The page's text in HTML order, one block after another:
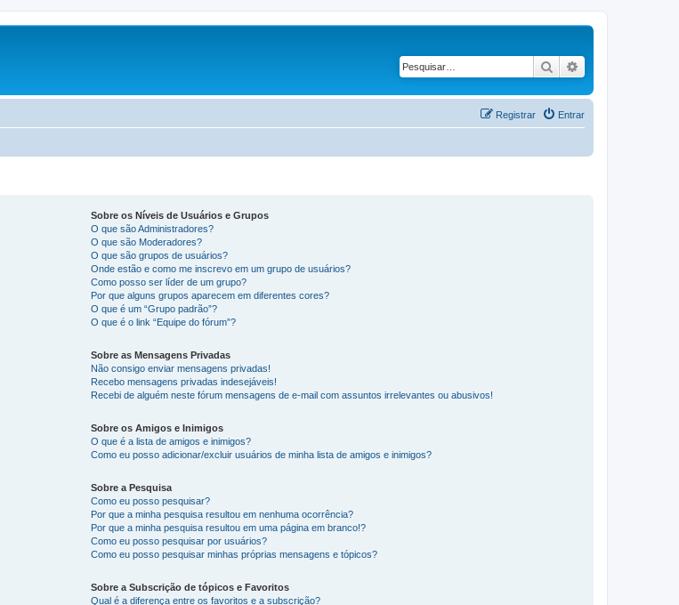
Pesquisar
Entrar
Registrar
Sobre os Níveis de Usuários e Grupos
O que são Administradores?
O que são Moderadores?
O que são grupos de usuários?
Onde estão e como me inscrevo em um grupo de usuários?
Como posso ser líder de um grupo?
Por que alguns grupos aparecem em diferentes cores?
O que é um “Grupo padrão”?
O que é o link “Equipe do fórum”?
Sobre as Mensagens Privadas
Não consigo enviar mensagens privadas!
Recebo mensagens privadas indesejáveis!
Recebi de alguém neste fórum mensagens de e-mail com assuntos irrelevantes ou abusivos!
Sobre os Amigos e Inimigos
O que é a lista de amigos e inimigos?
Como eu posso adicionar/excluir usuários de minha lista de amigos e inimigos?
Sobre a Pesquisa
Como eu posso pesquisar?
Por que a minha pesquisa resultou em nenhuma ocorrência?
Por que a minha pesquisa resultou em uma página em branco!?
Como eu posso pesquisar por usuários?
Como eu posso pesquisar minhas próprias mensagens e tópicos?
Sobre a Subscrição de tópicos e Favoritos
Qual é a diferença entre os favoritos e a subscrição?